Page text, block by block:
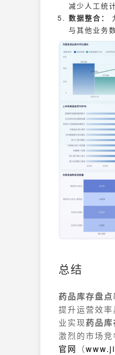
减少人工统
数据整合：
与其他业务
总结
药品库存盘点
提升运营效
业实现药品
激烈的市场
官网
（